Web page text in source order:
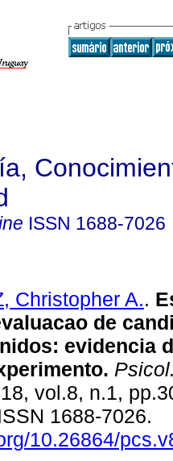
ISSN 1688-7026
Christopher A..
de
evidencia
vol.8, n.1,
1688-7026.
10.26864/